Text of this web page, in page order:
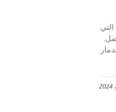
التي